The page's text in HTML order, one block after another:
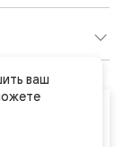
800 511 30 95
ваш